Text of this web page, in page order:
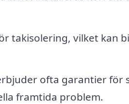
takisolering, vilket kan
ofta garantier för
framtida problem.